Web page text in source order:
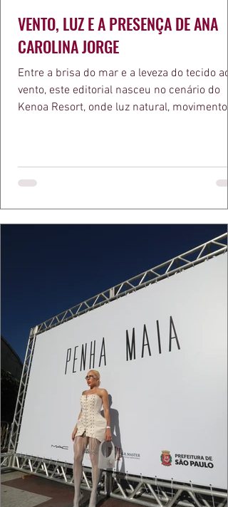
VENTO, LUZ E A PRESENÇA DE ANA
CAROLINA JORGE
Entre a brisa do mar e a leveza do tecido ao
vento, este editorial nasceu no cenário do
Kenoa Resort, onde luz natural, movimento e
bolsa da Malu Pires, em uma composição
algo de intemporal em vestir o vento e
que ele conduza a cena. Cada dobra do
cada reflexo dourado da luz sobre a pe